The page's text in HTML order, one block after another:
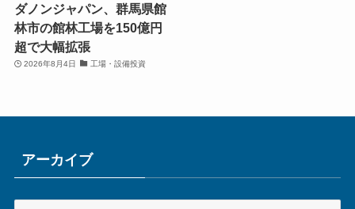
ダノンジャパン、群馬県館
林市の館林工場を150億円
超で大幅拡張
2026年8月4日 工場・設備投資
アーカイブ